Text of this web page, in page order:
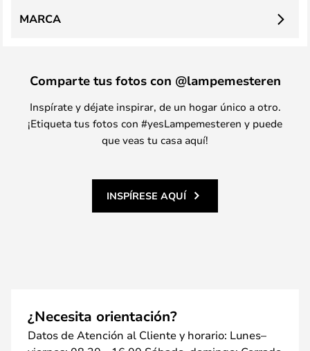
MARCA
Comparte tus fotos con @lampemesteren
Inspírate y déjate inspirar, de un hogar único a otro.
¡Etiqueta tus fotos con #yesLampemesteren y puede
que veas tu casa aquí!
INSPÍRESE AQUÍ
¿Necesita orientación?
Datos de Atención al Cliente y horario: Lunes–